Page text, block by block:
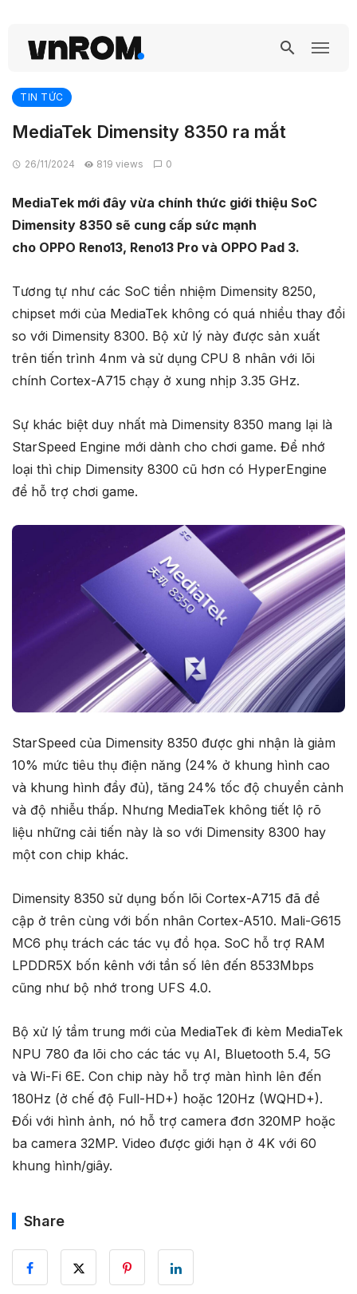
TIN TỨC
MediaTek Dimensity 8350 ra mắt
26/11/2024 819 views 0
MediaTek mới đây vừa chính thức giới thiệu SoC
Dimensity 8350 sẽ cung cấp sức mạnh
cho OPPO Reno13, Reno13 Pro và OPPO Pad 3.
Tương tự như các SoC tiền nhiệm Dimensity 8250,
chipset mới của MediaTek không có quá nhiều thay đổi
so với Dimensity 8300. Bộ xử lý này được sản xuất
trên tiến trình 4nm và sử dụng CPU 8 nhân với lõi
chính Cortex-A715 chạy ở xung nhịp 3.35 GHz.
Sự khác biệt duy nhất mà Dimensity 8350 mang lại là
StarSpeed Engine mới dành cho chơi game. Để nhớ
loại thì chip Dimensity 8300 cũ hơn có HyperEngine
để hỗ trợ chơi game.
StarSpeed của Dimensity 8350 được ghi nhận là giảm
10% mức tiêu thụ điện năng (24% ở khung hình cao
và khung hình đầy đủ), tăng 24% tốc độ chuyển cảnh
và độ nhiễu thấp. Nhưng MediaTek không tiết lộ rõ
liệu những cải tiến này là so với Dimensity 8300 hay
một con chip khác.
Dimensity 8350 sử dụng bốn lõi Cortex-A715 đã đề
cập ở trên cùng với bốn nhân Cortex-A510. Mali-G615
MC6 phụ trách các tác vụ đồ họa. SoC hỗ trợ RAM
LPDDR5X bốn kênh với tần số lên đến 8533Mbps
cũng như bộ nhớ trong UFS 4.0.
Bộ xử lý tầm trung mới của MediaTek đi kèm MediaTek
NPU 780 đa lõi cho các tác vụ AI, Bluetooth 5.4, 5G
và Wi-Fi 6E. Con chip này hỗ trợ màn hình lên đến
180Hz (ở chế độ Full-HD+) hoặc 120Hz (WQHD+).
Đối với hình ảnh, nó hỗ trợ camera đơn 320MP hoặc
ba camera 32MP. Video được giới hạn ở 4K với 60
khung hình/giây.
Share